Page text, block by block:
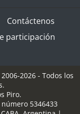
Contáctenos
participación
2026 - Todos los
Piro.
5346433